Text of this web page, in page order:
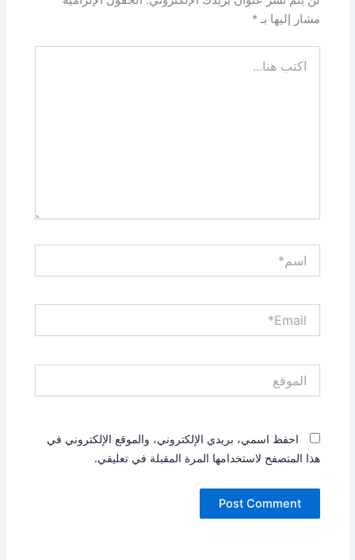
مشار إليها بـ*
هنا...
احفظ اسمي، بريدي الإلكتروني، والموقع الإلكتروني في
هذا المتصفح لاستخدامها المرة المقبلة في تعليقي.